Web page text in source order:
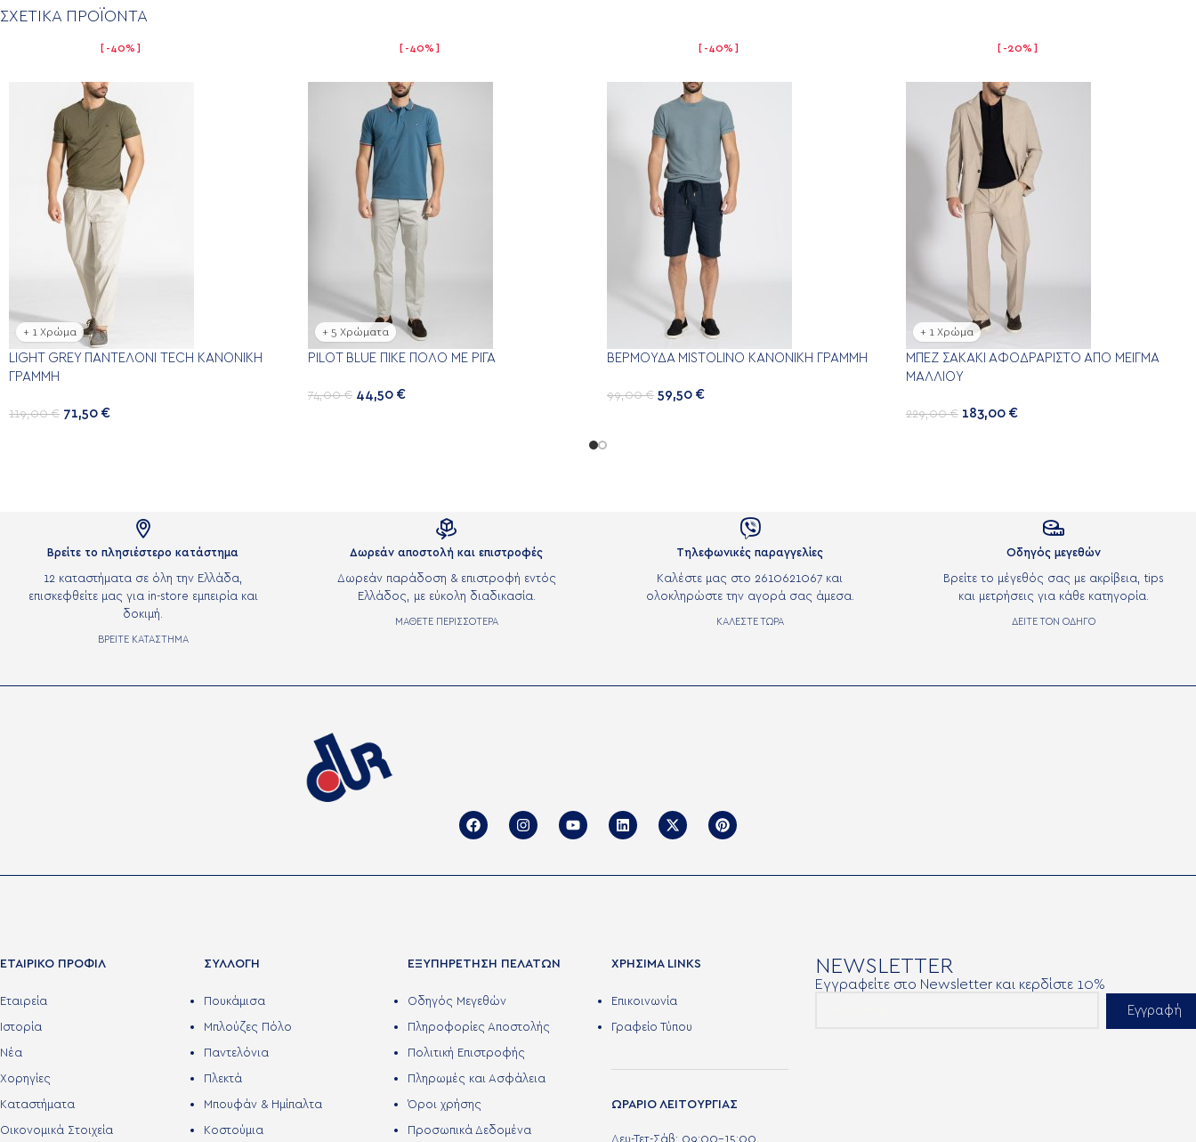
ΣΧΕΤΙΚΑ ΠΡΟΪΟΝΤΑ
-40%
+ 1 Χρώμα
LIGHT GREY ΠΑΝΤΕΛΌΝΙ TECH ΚΑΝΟΝΙΚΉ
ΓΡΑΜΜΉ
119,00€ 71,50 €
-40%
+ 5 Χρώματα
PILOT BLUE ΠΙΚΈ ΠΌΛΟ ΜΕ ΡΊΓΑ
74,00€ 44,50 €
-40%
ΒΕΡΜΟΎΔΑ MISTOLINO ΚΑΝΟΝΙΚΉ ΓΡΑΜΜΉ
99,00€ 59,50 €
-20%
+ 1 Χρώμα
ΜΠΕΖ ΣΑΚΆΚΙ ΑΦΟΔΡΆΡΙΣΤΟ ΑΠΌ ΜΕΊΓΜΑ
ΜΑΛΛΙΟΎ
229,00€ 183,00 €

Βρείτε το πλησιέστερο κατάστημα
12 καταστήματα σε όλη την Ελλάδα,
επισκεφθείτε μας για in-store εμπειρία και
δοκιμή.
ΒΡΕΙΤΕ ΚΑΤΑΣΤΗΜΑ

Δωρεάν αποστολή και επιστροφές
Δωρεάν παράδοση & επιστροφή εντός
Ελλάδος, με εύκολη διαδικασία.
ΜΑΘΕΤΕ ΠΕΡΙΣΣΟΤΕΡΑ

Τηλεφωνικές παραγγελίες
Καλέστε μας στο 2610621067 και
ολοκληρώστε την αγορά σας άμεσα.
ΚΑΛΕΣΤΕ ΤΩΡΑ

Οδηγός μεγεθών
Βρείτε το μέγεθός σας με ακρίβεια, tips
και μετρήσεις για κάθε κατηγορία.
ΔΕΙΤΕ ΤΟΝ ΟΔΗΓΟ
ΕΤΑΙΡΙΚΟ ΠΡΟΦΙΛ
Εταιρεία
Ιστορία
Νέα
Χορηγίες
Καταστήματα
Οικονομικά Στοιχεία
ΣΥΛΛΟΓΗ
Πουκάμισα
Μπλούζες Πόλο
Παντελόνια
Πλεκτά
Μπουφάν & Ημίπαλτα
Κοστούμια
ΕΞΥΠΗΡΕΤΗΣΗ ΠΕΛΑΤΩΝ
Οδηγός Μεγεθών
Πληροφορίες Αποστολής
Πολιτική Επιστροφής
Πληρωμές και Ασφάλεια
Όροι χρήσης
Προσωπικά Δεδομένα
ΧΡΉΣΙΜΑ LINKS
Επικοινωνία
Γραφείο Τύπου
ΩΡΑΡΙΟ ΛΕΙΤΟΥΡΓΙΑΣ
Δευ-Τετ-Σάβ: 09:00-15:00
NEWSLETTER
Εγγραφείτε στο Newsletter και κερδίστε 10%
Εγγραφή